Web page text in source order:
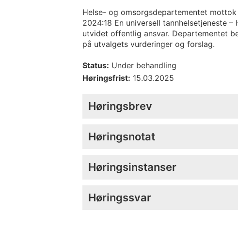
Helse- og omsorgsdepartementet
2024:18 En universell tannhelsetjeneste
utvidet offentlig ansvar. Departementet
på utvalgets vurderinger og forslag.
Status: Under behandling
Høringsfrist: 15.03.2025
Høringsbrev
Høringsnotat
Høringsinstanser
Høringssvar